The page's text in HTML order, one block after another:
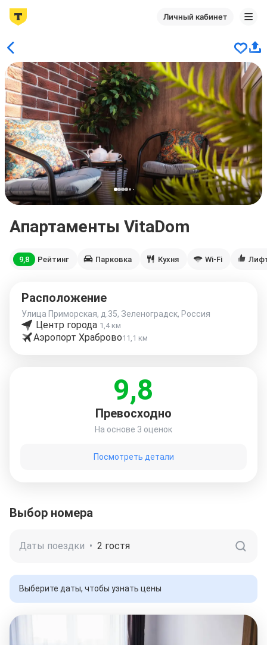
Личный кабинет
Апартаменты VitaDom
9,8 Рейтинг Парковка Кухня Wi-Fi
Расположение
Улица Приморская, д.35, Зеленоградск, Россия
Центр города 1,4 км
Аэропорт Храброво11,1 км
9,8
Превосходно
На основе 3 оценок
Посмотреть детали
Выбор номера
Даты поездки • 2 гостя
Выберите даты, чтобы узнать цены